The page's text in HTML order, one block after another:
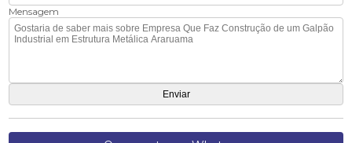
Mensagem